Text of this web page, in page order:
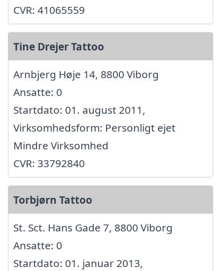
CVR: 41065559
Tine Drejer Tattoo
Arnbjerg Høje 14, 8800 Viborg
Ansatte: 0
Startdato: 01. august 2011,
Virksomhedsform: Personligt ejet
Mindre Virksomhed
CVR: 33792840
Torbjørn Tattoo
St. Sct. Hans Gade 7, 8800 Viborg
Ansatte: 0
Startdato: 01. januar 2013,